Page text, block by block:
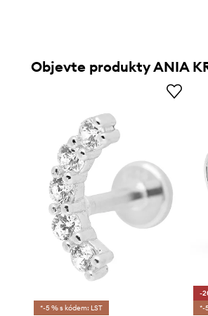
Objevte produkty ANIA
*-5 % s kódem: LST
-
*-